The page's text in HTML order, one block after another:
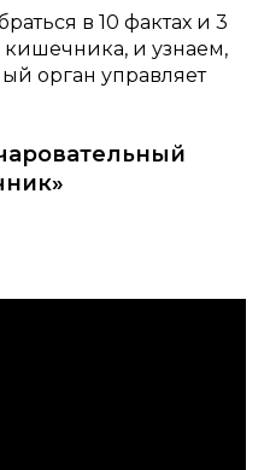
в 10 фактах и 3
кишечника, и узнаем,
орган управляет